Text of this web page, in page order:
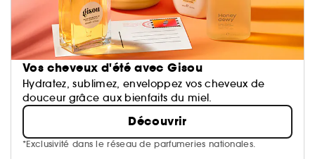
Vos cheveux d'été avec Gisou
Hydratez, sublimez, enveloppez vos cheveux de
douceur grâce aux bienfaits du miel.
Découvrir
*Exclusivité dans le réseau de parfumeries nationales.